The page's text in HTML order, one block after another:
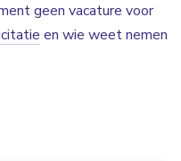
geen vacature voor
en wie weet nemen